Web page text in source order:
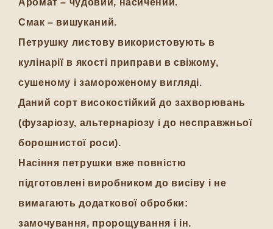
Смак – вишуканий.
Петрушку листову використовують в
кулінарії в якості приправи в свіжому,
сушеному і замороженому вигляді.
Даний сорт високостійкий до захворювань
(фузаріозу, альтернаріозу і до несправжньої
борошнистої роси).
Насіння петрушки вже повністю
підготовлені виробником до висіву і не
вимагають додаткової обробки:
замочування, пророщування і ін.